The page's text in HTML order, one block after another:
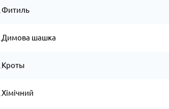
Фитиль
Димова шашка
Кроты
Хімічний